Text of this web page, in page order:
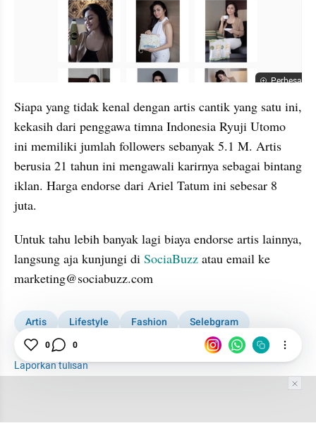
Perbesar
Siapa yang tidak kenal dengan artis cantik yang satu ini,
kekasih dari penggawa timna Indonesia Ryuji Utomo
ini memiliki jumlah followers sebanyak 5.1 M. Artis
berusia 21 tahun ini mengawali karirnya sebagai bintang
iklan. Harga endorse dari Ariel Tatum ini sebesar 8
juta.
Untuk tahu lebih banyak lagi biaya endorse artis lainnya,
langsung aja kunjungi di SociaBuzz atau email ke
marketing@sociabuzz.com
Artis Lifestyle Fashion
Selebgram
Selebriti
Laporkan tulisan
0 0